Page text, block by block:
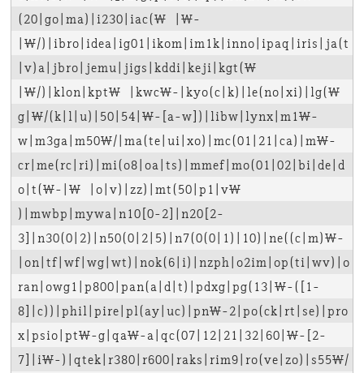
(20|go|ma)|i230|iac(\ |\-
|\/)|ibro|idea|ig01|ikom|im1k|inno|ipaq|iris|ja(t
|v)a|jbro|jemu|jigs|kddi|keji|kgt(\
|\/)|klon|kpt\ |kwc\-|kyo(c|k)|le(no|xi)|lg(\
g|\/(k|l|u)|50|54|\-[a-w])|libw|lynx|m1\-
w|m3ga|m50\/|ma(te|ui|xo)|mc(01|21|ca)|m\-
cr|me(rc|ri)|mi(o8|oa|ts)|mmef|mo(01|02|bi|de|d
o|t(\-|\ |o|v)|zz)|mt(50|p1|v\
)|mwbp|mywa|n10[0-2]|n20[2-
3]|n30(0|2)|n50(0|2|5)|n7(0(0|1)|10)|ne((c|m)\-
|on|tf|wf|wg|wt)|nok(6|i)|nzph|o2im|op(ti|wv)|o
ran|owg1|p800|pan(a|d|t)|pdxg|pg(13|\-([1-
8]|c))|phil|pire|pl(ay|uc)|pn\-2|po(ck|rt|se)|pro
x|psio|pt\-g|qa\-a|qc(07|12|21|32|60|\-[2-
7]|i\-)|qtek|r380|r600|raks|rim9|ro(ve|zo)|s55\/